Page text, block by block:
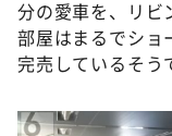
分の愛車を、リビ
部屋はまるでショ
完売しているそう